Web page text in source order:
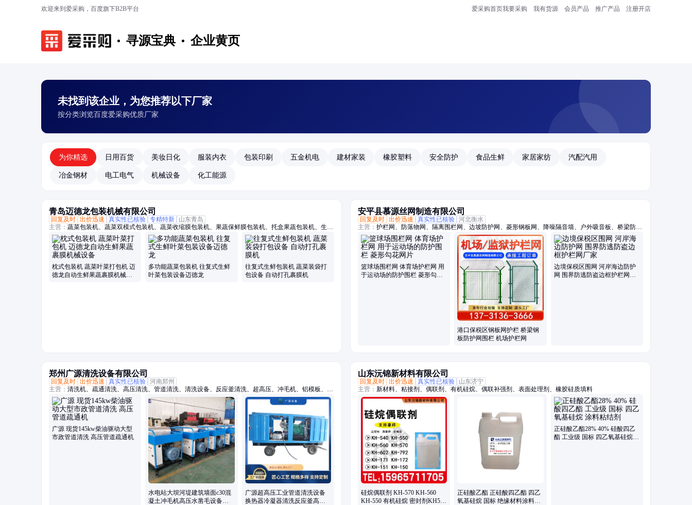
欢迎来到爱采购，百度旗下B2B平台 爱采购首页我要采购 我有货源 会员产品 推广产品 注册开店
寻源宝典 企业黄页
未找到该企业，为您推荐以下厂家
按分类浏览百度爱采购优质厂家
为你精选 日用百货 美妆日化 服装内衣 包装印刷 五金机电 建材家装 橡胶塑料 安全防护 食品生鲜 家居家纺 汽配汽用
冶金钢材 电工电气 机械设备 化工能源
青岛迈德龙包装机械有限公司
回复及时 出价迅速 真实性已核验 专精特新
山东青岛
主营： 蔬菜包装机、蔬菜双模式包装机、蔬菜收缩膜包装机、果蔬保鲜膜包装机、托盒果蔬包装机、生鲜
包装机、保鲜包装机、蔬菜高速包装机、称重贴标机、冬瓜定量切片机
枕式包装机 蔬菜叶菜打包机 迈
德龙自动生鲜果蔬裹膜机械设
多功能蔬菜包装机 往复式生鲜
叶菜包装设备迈德龙
往复式生鲜包装机 蔬菜装袋打
包设备 自动打孔裹膜机
安平县慕源丝网制造有限公司
回复及时 出价迅速 真实性已核验 河北衡水
主营： 护栏网、防落物网、隔离围栏网、边坡防护网、菱形钢板网、降噪隔音墙、户外吸音板、桥梁防护
网、防落物围栏网、篮球场围栏网、柔性钢丝绳网、斜坡防落石网、光伏电站围栏、高架桥梁隔音屏、保
税区围界
篮球场围栏网 体育场护栏网 用
于运动场的防护围栏 菱形勾花
港口保税区钢板网护栏 桥梁钢
板防护网围栏 机场护栏网
边境保税区围网 河岸海边防护
网 围界防逃防盗边框护栏网厂
郑州广源清洗设备有限公司
回复及时 出价迅速 真实性已核验 河南郑州
主营： 清洗机、疏通清洗、高压清洗、管道清洗、清洗设备、反应釜清洗、超高压、冲毛机、铝模板、拉
毛机、混凝土、换热器、高压水、柴油驱动、锅炉管道、电机驱动、船体除锈、管道疏通、除锈除漆、钢
坯除磷、电驱动高压、水除磷系统、水喷砂除锈、冷凝器管道、下水道疏通
广源 现货145kw柴油驱动大型
市政管道清洗 高压管道疏通机
水电站大坝河堤建筑墙面c30混
凝土冲毛机高压水凿毛设备厂
广源超高压工业管道清洗设备
换热器冷凝器清洗反应釜高压
山东沅锦新材料有限公司
回复及时 出价迅速 真实性已核验
山东济宁
主营： 新材料、粘接剂、偶联剂、有机硅烷、偶联补强剂、表面处理剂、橡胶硅质填料
硅烷偶联剂 KH-570 KH-560
KH-550 有机硅烷 密封剂KH570
正硅酸乙酯 正硅酸四乙酯 四乙
氧基硅烷 国标 绝缘材料涂料处
正硅酸乙酯28% 40% 硅酸四乙
酯 工业级 国标 四乙氧基硅烷